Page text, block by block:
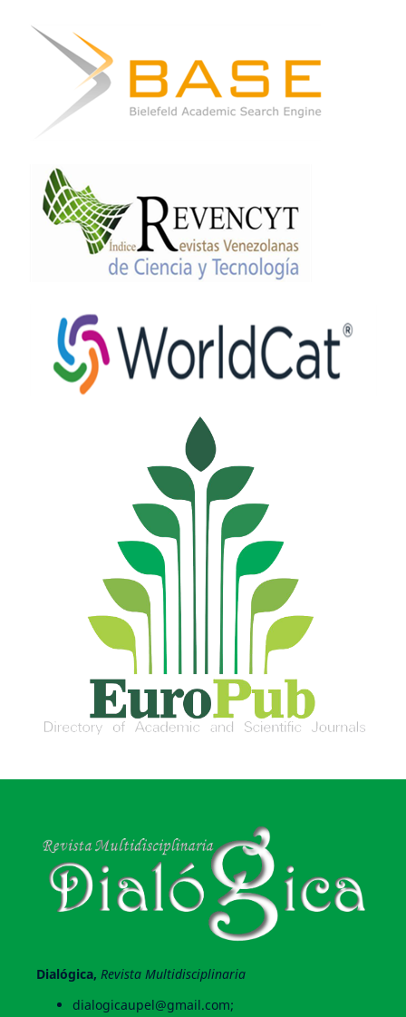
Dialógica, Revista Multidisciplinaria
dialogicaupel@gmail.com;